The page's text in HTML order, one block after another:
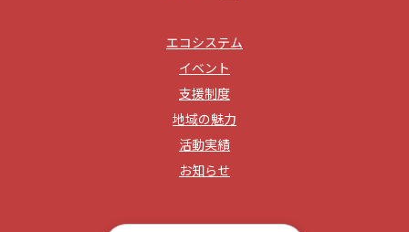
エコシステム
イベント
支援制度
地域の魅力
活動実績
お知らせ